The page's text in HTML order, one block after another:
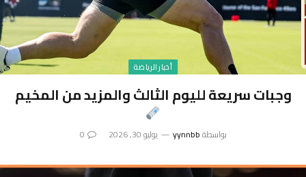
أخبار الرياضة
وجبات سريعة لليوم الثالث والمزيد من المخيم
بواسطةyynnbb يوليو 30, 2026 0